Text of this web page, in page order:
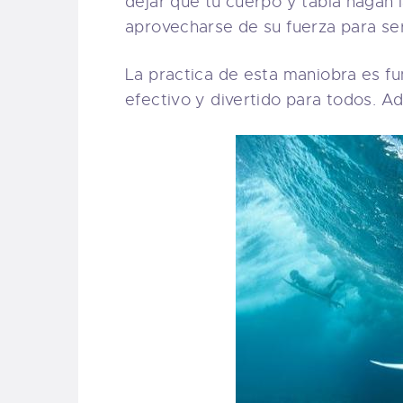
aprovecharse de su fuerza para
La practica de esta maniobra es
efectivo y divertido para todos.